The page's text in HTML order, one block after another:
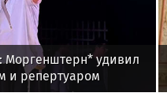
Моргенштерн* удивил
и репертуаром